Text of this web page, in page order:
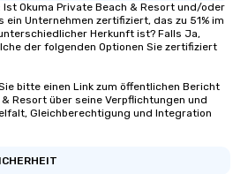
Ist Okuma Private Beach & Resort und/oder
Unternehmen zertifiziert, das zu 51% im
Herkunft ist? Falls Ja,
der folgenden Optionen Sie zertifiziert
bitte einen Link zum öffentlichen Bericht
Resort über seine Verpflichtungen und
Gleichberechtigung und Integration